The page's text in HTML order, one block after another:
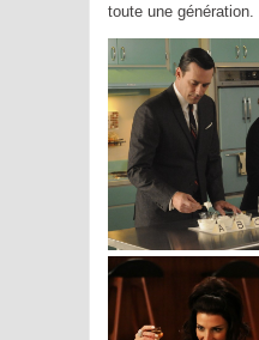
toute une génération.